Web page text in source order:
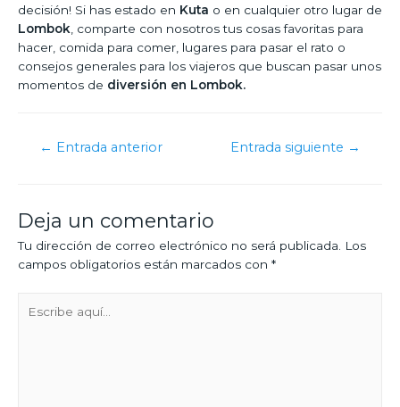
decisión! Si has estado en Kuta o en cualquier otro lugar de
Lombok , comparte con nosotros tus cosas favoritas para
hacer, comida para comer, lugares para pasar el rato o
consejos generales para los viajeros que buscan pasar unos
momentos de diversión en Lombok.
← Entrada anterior Entrada siguiente →
Deja un comentario
Tu dirección de correo electrónico no será publicada.
Los
campos obligatorios están marcados con *